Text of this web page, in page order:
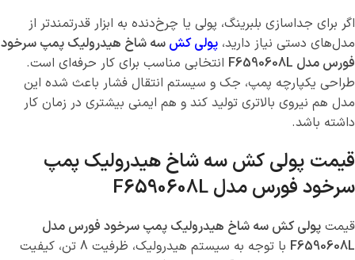
اگر برای جداسازی بلبرینگ، پولی یا چرخ‌دنده به ابزار قدرتمندتر از
مدل‌های دستی نیاز دارید، پولی کش سه شاخ هیدرولیک پمپ سرخود
فورس مدل F6590608L
انتخابی مناسب برای کار حرفه‌ای است.
طراحی یکپارچه پمپ، جک و سیستم انتقال فشار باعث شده این
مدل هم نیروی بالاتری تولید کند و هم ایمنی بیشتری در زمان کار
داشته باشد.
قیمت پولی کش سه شاخ هیدرولیک پمپ
سرخود فورس مدل F6590608L
قیمت پولی کش سه شاخ هیدرولیک پمپ سرخود فورس مدل
F6590608L
با توجه به سیستم هیدرولیک، ظرفیت 8 تن، کیفیت